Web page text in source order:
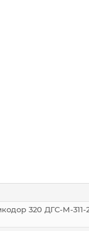
320 ДГС-М-311-